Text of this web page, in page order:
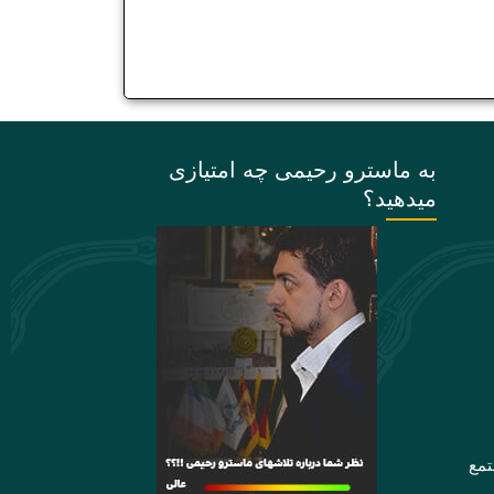
به ماسترو رحیمی چه امتیازی
میدهید؟